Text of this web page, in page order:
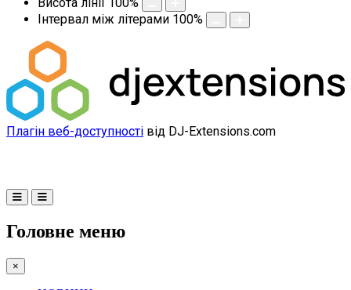
Інтервал між літерами 100%
Плагін веб-доступності від DJ-Extensions.com
Головне меню
×